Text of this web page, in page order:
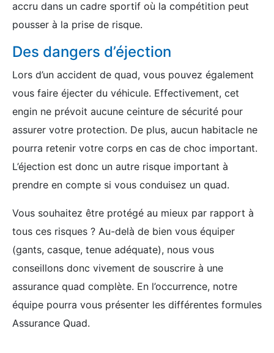
accru dans un cadre sportif où la compétition peut
pousser à la prise de risque.
Des dangers d’éjection
Lors d’un accident de quad, vous pouvez également
vous faire éjecter du véhicule. Effectivement, cet
engin ne prévoit aucune ceinture de sécurité pour
assurer votre protection. De plus, aucun habitacle ne
pourra retenir votre corps en cas de choc important.
L’éjection est donc un autre risque important à
prendre en compte si vous conduisez un quad.
Vous souhaitez être protégé au mieux par rapport à
tous ces risques ? Au-delà de bien vous équiper
(gants, casque, tenue adéquate), nous vous
conseillons donc vivement de souscrire à une
assurance quad complète. En l’occurrence, notre
équipe pourra vous présenter les différentes formules
Assurance Quad.